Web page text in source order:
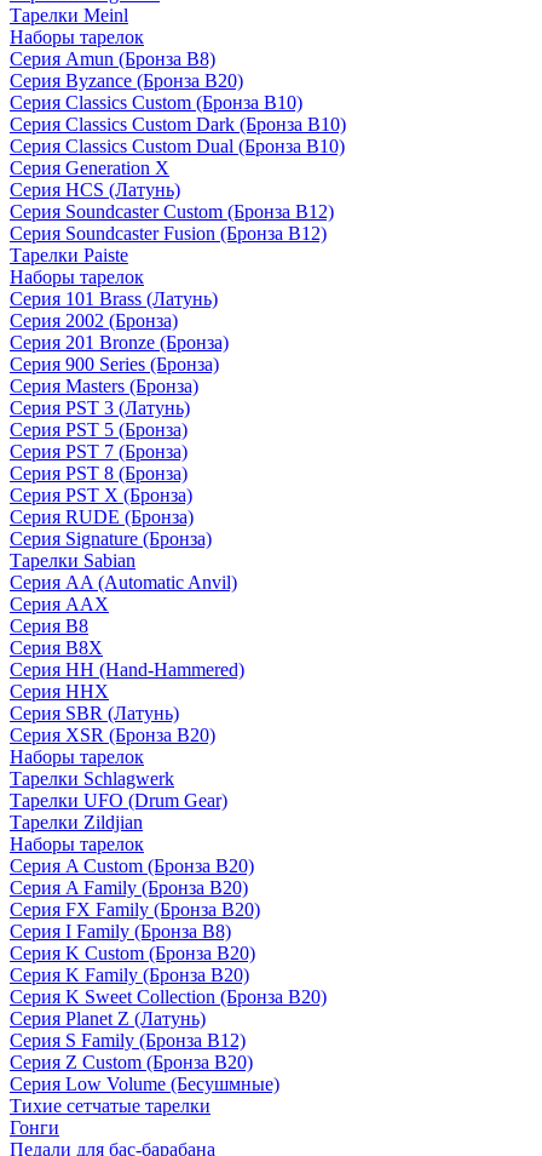
Тарелки Meinl
Наборы тарелок
Серия Amun (Бронза B8)
Серия Byzance (Бронза B20)
Серия Classics Custom (Бронза B10)
Серия Classics Custom Dark (Бронза B10)
Серия Classics Custom Dual (Бронза B10)
Серия Generation X
Серия HCS (Латунь)
Серия Soundcaster Custom (Бронза B12)
Серия Soundcaster Fusion (Бронза B12)
Тарелки Paiste
Наборы тарелок
Серия 101 Brass (Латунь)
Серия 2002 (Бронза)
Серия 201 Bronze (Бронза)
Серия 900 Series (Бронза)
Серия Masters (Бронза)
Серия PST 3 (Латунь)
Серия PST 5 (Бронза)
Серия PST 7 (Бронза)
Серия PST 8 (Бронза)
Серия PST X (Бронза)
Серия RUDE (Бронза)
Серия Signature (Бронза)
Тарелки Sabian
Серия AA (Automatic Anvil)
Серия AAX
Серия B8
Серия B8X
Серия HH (Hand-Hammered)
Серия HHX
Серия SBR (Латунь)
Серия XSR (Бронза B20)
Наборы тарелок
Тарелки Schlagwerk
Тарелки UFO (Drum Gear)
Тарелки Zildjian
Наборы тарелок
Серия A Custom (Бронза B20)
Серия A Family (Бронза B20)
Серия FX Family (Бронза B20)
Серия I Family (Бронза B8)
Серия K Custom (Бронза B20)
Серия K Family (Бронза B20)
Серия K Sweet Collection (Бронза B20)
Серия Planet Z (Латунь)
Серия S Family (Бронза B12)
Серия Z Custom (Бронза B20)
Серия Low Volume (Бесушмные)
Тихие сетчатые тарелки
Гонги
Педали для бас-барабана